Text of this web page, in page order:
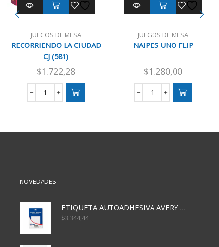
JUEGOS DE MESA
RECORRIENDO LA CIUDAD
CJ (581)
$1.722,28
RECORRIENDO
(581)
JUEGOS DE MESA
NAIPES UNO FLIP
$1.280,00
NAIPES
NOVEDADES
ETIQUETA AUTOADHESIVA AVERY 3026 30H 20 X 70
$3.344,44